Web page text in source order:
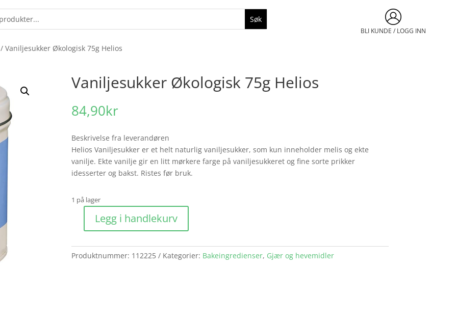
BLI KUNDE / LOGG INN
/ Vaniljesukker Økologisk 75g Helios
Vaniljesukker Økologisk 75g Helios
84,90kr
Beskrivelse fra leverandøren
Helios Vaniljesukker er et helt naturlig vaniljesukker, som kun inneholder melis og ekte
vanilje. Ekte vanilje gir en litt mørkere farge på vaniljesukkeret og fine sorte prikker
idesserter og bakst. Ristes før bruk.
1 på lager
Vaniljesukker
75g
Helios
Legg i handlekurv
Produktnummer: 112225 Kategorier: Bakeingredienser, Gjær og hevemidler